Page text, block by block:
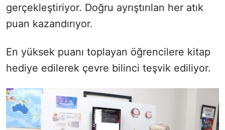
gerçekleştiriyor. Doğru ayrıştırılan her atık
puan kazandırıyor.
En yüksek puanı toplayan öğrencilere kitap
hediye edilerek çevre bilinci teşvik ediliyor.